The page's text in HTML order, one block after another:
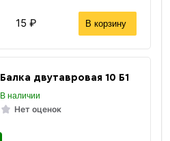
15 ₽ В корзину
Балка двутавровая 10 Б1
В наличии
Нет оценок